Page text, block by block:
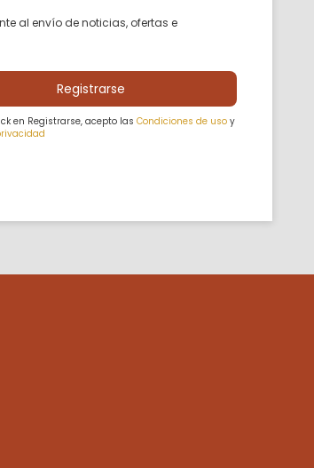
al envío de noticias, ofertas e
Registrarse
en Registrarse, acepto las Condiciones de uso y